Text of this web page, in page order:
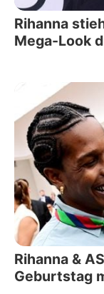
Rihanna
Mega-Look
Rihanna &
Geburtstag